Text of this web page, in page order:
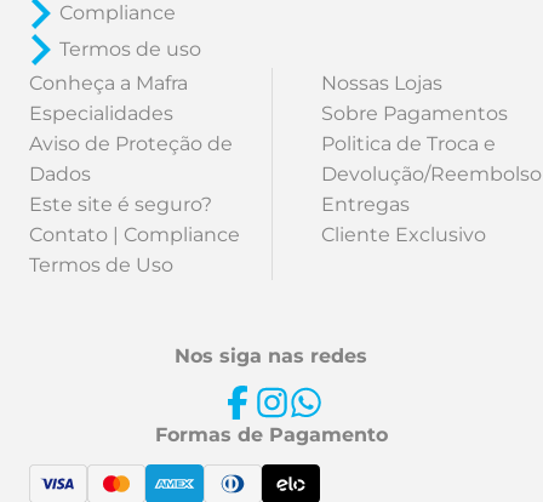
Compliance
Termos de uso
Conheça a Mafra
Especialidades
Aviso de Proteção de
Dados
Este site é seguro?
Contato | Compliance
Termos de Uso
Nossas Lojas
Sobre Pagamentos
Politica de Troca e
Devolução/Reembolso
Entregas
Cliente Exclusivo
Nos siga nas redes
Formas de Pagamento